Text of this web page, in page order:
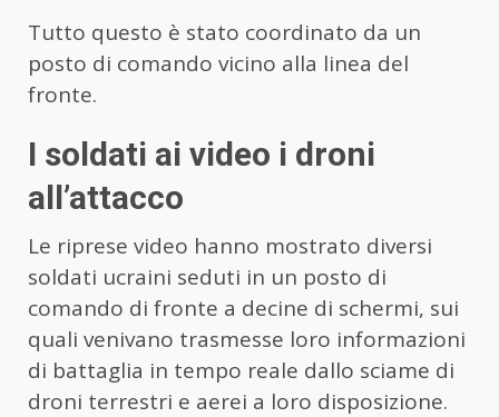
Tutto questo è stato coordinato da un
posto di comando vicino alla linea del
fronte.
I soldati ai video i droni
all’attacco
Le riprese video hanno mostrato diversi
soldati ucraini seduti in un posto di
comando di fronte a decine di schermi, sui
quali venivano trasmesse loro informazioni
di battaglia in tempo reale dallo sciame di
droni terrestri e aerei a loro disposizione.